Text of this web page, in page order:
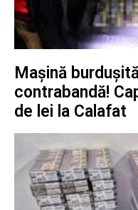
Mașină
contrabandă!
de lei la Calafat